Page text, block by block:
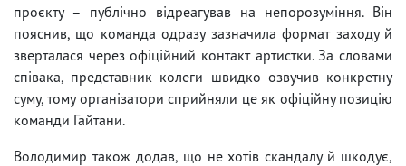
проєкту – публічно відреагував на непорозуміння. Він
пояснив, що команда одразу зазначила формат заходу й
зверталася через офіційний контакт артистки. За словами
співака, представник колеги швидко озвучив конкретну
суму, тому організатори сприйняли це як офіційну позицію
команди Гайтани.
Володимир також додав, що не хотів скандалу й шкодує,